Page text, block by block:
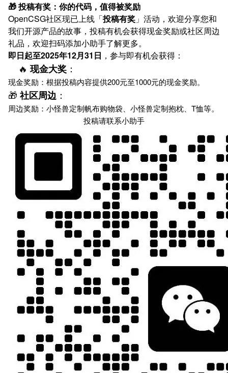
🎁 投稿有奖：你的代码，值得被奖励
OpenCSG社区现已上线「投稿有奖 」活动，欢迎分享您和
我们开源产品的故事，投稿有机会获得现金奖励或社区周边
礼品，欢迎扫码添加小助手了解更多。
即日起至2025年12月31日 ，参与即有机会获得：
🔥 现金大奖 ：
现金奖励：根据投稿内容提供200元至1000元的现金奖励。
🎁 社区周边 ：
周边奖励：小怪兽定制帆布购物袋、小怪兽定制抱枕、T恤等。
投稿请联系小助手